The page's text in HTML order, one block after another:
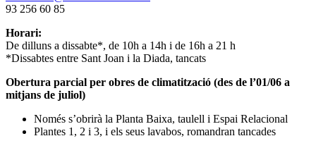
93 256 60 85
Horari:
De dilluns a dissabte*, de 10h a 14h i de 16h a 21 h
*Dissabtes entre Sant Joan i la Diada, tancats
Obertura parcial per obres de climatització (des de l’01/06 a
mitjans de juliol)
Només s’obrirà la Planta Baixa, taulell i Espai Relacional
Plantes 1, 2 i 3, i els seus lavabos, romandran tancades